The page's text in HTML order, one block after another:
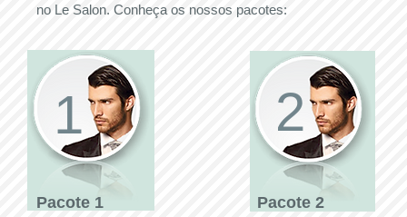
no Le Salon. Conheça os nossos pacotes:
1 2
Pacote 1​ Pacote 2​